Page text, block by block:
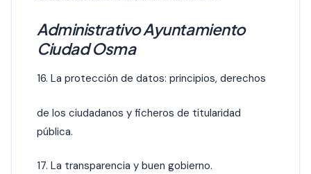
Administrativo Ayuntamiento
Ciudad Osma
16. La protección de datos: principios, derechos
de los ciudadanos y ficheros de titularidad
pública.
17. La transparencia y buen gobierno.